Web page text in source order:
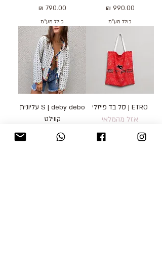
מחיר
כולל מע״מ
מחיר
כולל מע״מ
ETRO | סל בד פייזלי
אזל מהמלאי
S | deby debo עליונית
קווילט
מחיר רגיל
מחיר מבצע
Jackets20